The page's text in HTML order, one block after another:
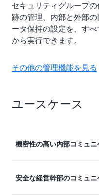
セキュリティグループ
跡の管理、内部と外部
ータ保持の設定を、す
から実行できます。
その他の管理機能を見る
ユースケース
機密性の高い内部コミュ
法的な議論、人事関
安全な経営幹部のコミュ